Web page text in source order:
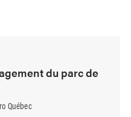
du parc de
Québec